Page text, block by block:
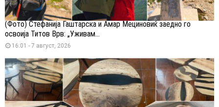
(Фото) Стефанија Гаштарска и Амар Мециновиќ заедно го
освоија Титов Врв: „Уживам...
16:01 - 7 август, 2026